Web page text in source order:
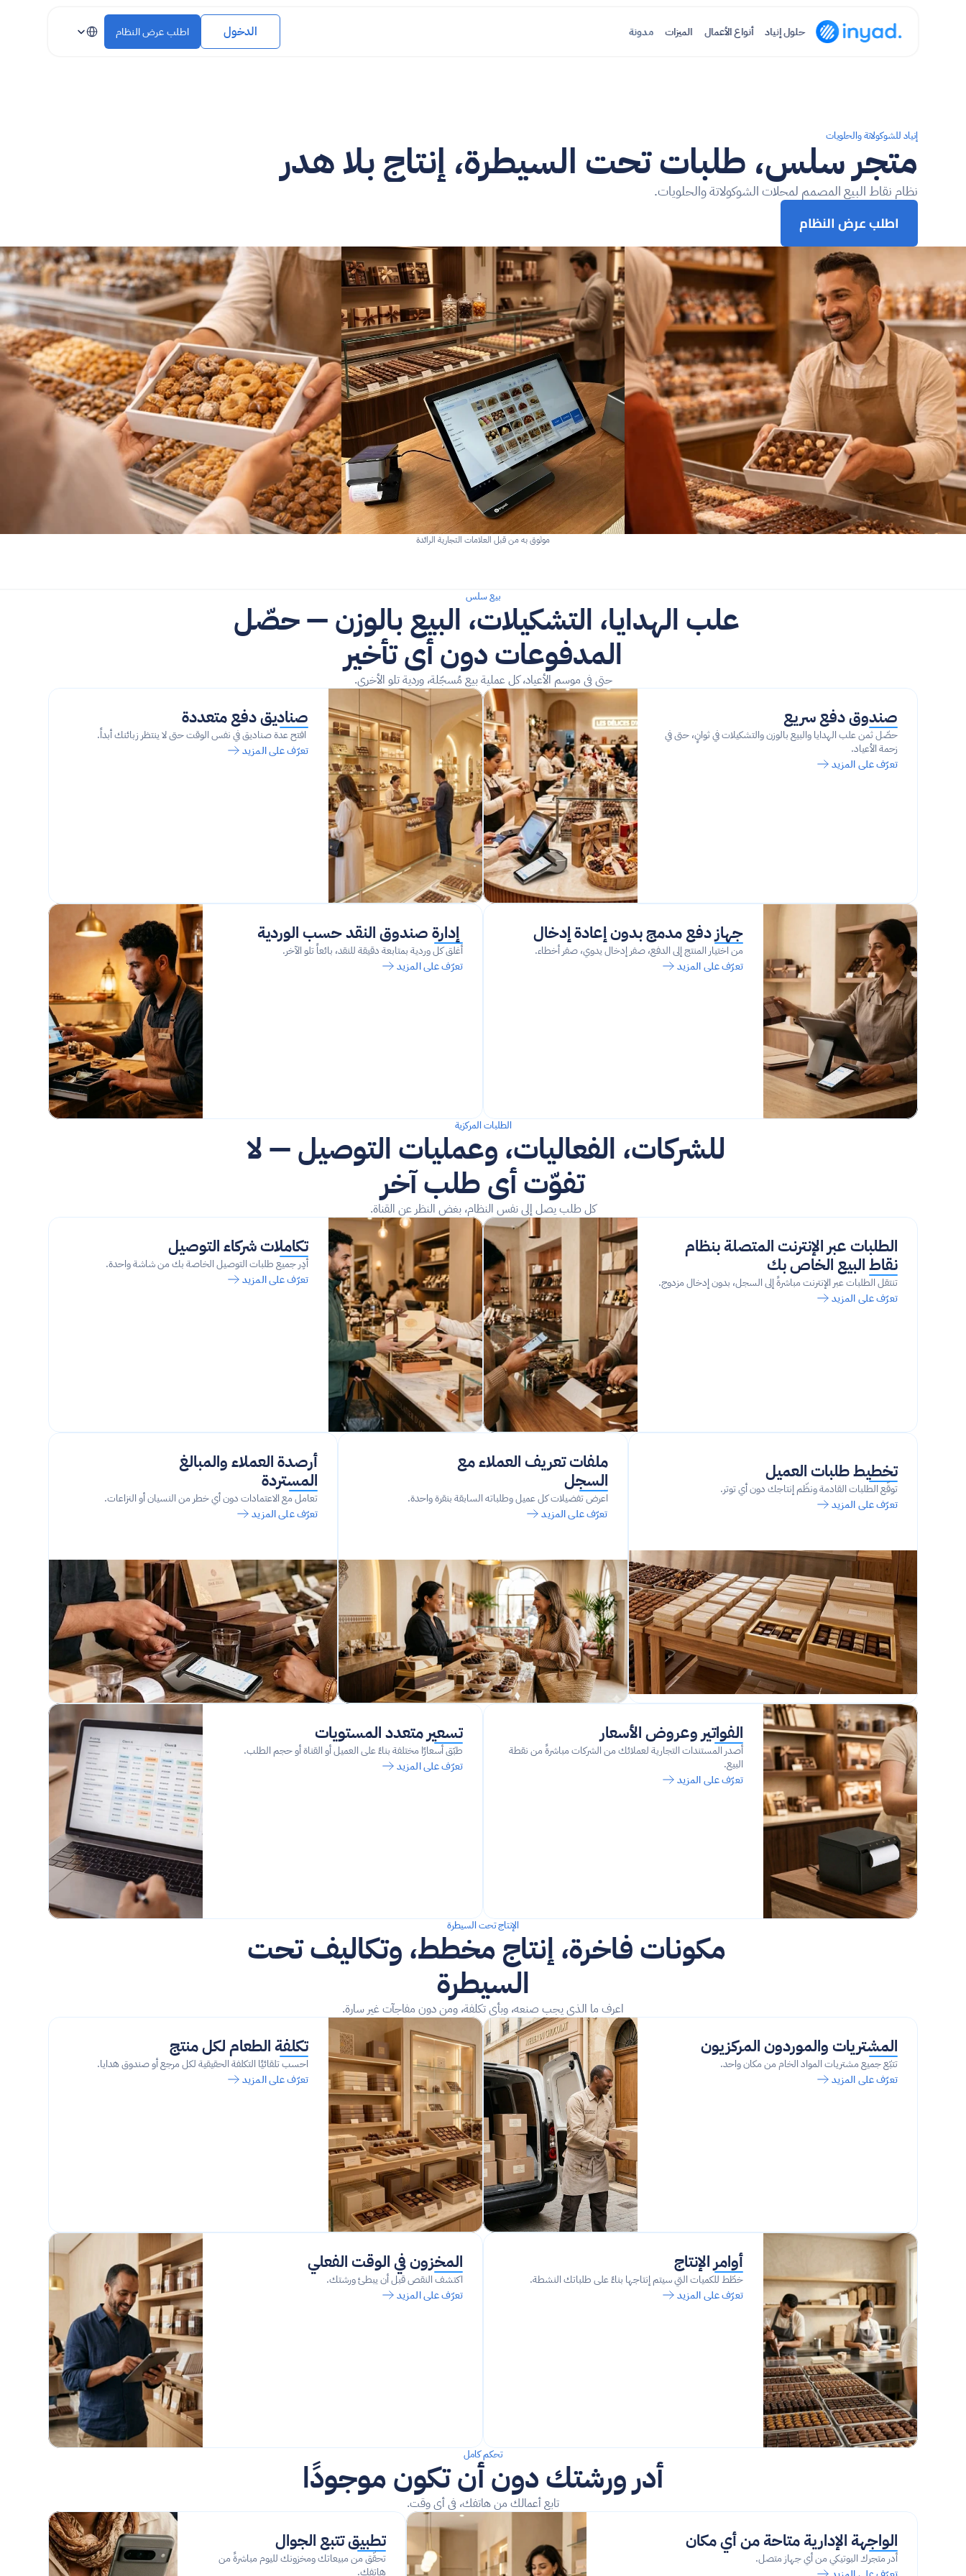
حلول إنياد أنواع الأعمال الميزات مدونة الدخول اطلب عرض النظام
Select Language
إنياد للشوكولاتة والحلويات
متجر سلس، طلبات تحت السيطرة، إنتاج بلا هدر
نظام نقاط البيع المصمم لمحلات الشوكولاتة والحلويات.
اطلب عرض النظام
موثوق به من قبل العلامات التجارية الرائدة
بيع سلس
المدفوعات دون أي تأخير
حتى في موسم الأعياد، كل عملية بيع مُسجّلة، وردية تلو الأخرى.
صندوق دفع سريع
زحمة الأعياد.
تعرّف على المزيد
صناديق دفع متعددة
تعرّف على المزيد
جهاز دفع مدمج بدون إعادة إدخال
من اختيار المنتج إلى الدفع، صفر إدخال يدوي، صفر أخطاء.
تعرّف على المزيد
أغلق كل وردية بمتابعة دقيقة للنقد، بائعاً تلو الآخر.
تعرّف على المزيد
الطلبات المركزية
للشركات، الفعاليات، وعمليات التوصيل — لا
تفوّت أي طلب آخر
كل طلب يصل إلى نفس النظام، بغض النظر عن القناة.
نقاط البيع الخاص بك
تنتقل الطلبات عبر الإنترنت مباشرةً إلى السجل، بدون إدخال مزدوج.
تعرّف على المزيد
تكاملات شركاء التوصيل
أدِر جميع طلبات التوصيل الخاصة بك من شاشة واحدة.
تعرّف على المزيد
تخطيط طلبات العميل
توقّع الطلبات القادمة ونظّم إنتاجك دون أي توتر.
تعرّف على المزيد
السجل
اعرض تفضيلات كل عميل وطلباته السابقة بنقرة واحدة.
تعرّف على المزيد
أرصدة العملاء والمبالغ
المستردة
تعامل مع الاعتمادات دون أي خطر من النسيان أو النزاعات.
تعرّف على المزيد
الفواتير وعروض الأسعار
البيع.
تعرّف على المزيد
تسعير متعدد المستويات
طبّق أسعارًا مختلفة بناءً على العميل أو القناة أو حجم الطلب.
تعرّف على المزيد
الإنتاج تحت السيطرة
السيطرة
اعرف ما الذي يجب صنعه، وبأي تكلفة، ومن دون مفاجآت غير سارة.
المشتريات والموردون المركزيون
تتبّع جميع مشتريات المواد الخام من مكان واحد.
تعرّف على المزيد
تكلفة الطعام لكل منتج
احسب تلقائيًا التكلفة الحقيقية لكل مرجع أو صندوق هدايا.
تعرّف على المزيد
أوامر الإنتاج
خطّط للكميات التي سيتم إنتاجها بناءً على طلباتك النشطة.
تعرّف على المزيد
المخزون في الوقت الفعلي
اكتشف النقص قبل أن يبطئ ورشتك.
تعرّف على المزيد
تحكم كامل
أدر ورشتك دون أن تكون موجودًا
تابع أعمالك من هاتفك، في أي وقت.
الواجهة الإدارية متاحة من أي مكان
أدر متجرك البوتيكي من أي جهاز متصل.
تطبيق تتبع الجوال
تحقّق من مبيعاتك ومخزونك لليوم مباشرةً من
هاتفك.